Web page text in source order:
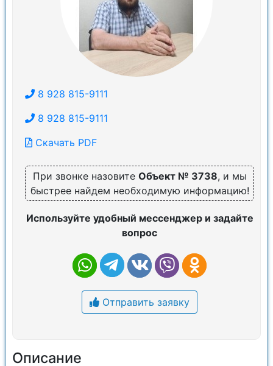
8 928 815-9111
8 928 815-9111
Скачать PDF
При звонке назовите Объект № 3738, и мы
быстрее найдем необходимую информацию!
Используйте удобный мессенджер и задайте
вопрос
Отправить заявку
Описание